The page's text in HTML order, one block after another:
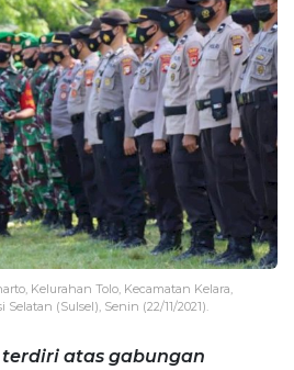
Kelurahan Tolo, Kecamatan Kelara,
(Sulsel), Senin (22/11/2021).
atas gabungan